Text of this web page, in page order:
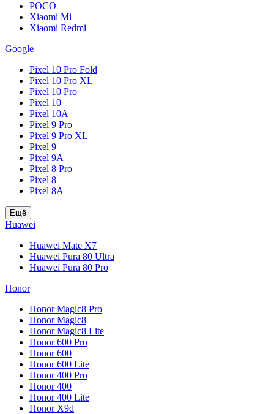
POCO
Xiaomi Mi
Xiaomi Redmi
Google
Pixel 10 Pro Fold
Pixel 10 Pro XL
Pixel 10 Pro
Pixel 10
Pixel 10A
Pixel 9 Pro
Pixel 9 Pro XL
Pixel 9
Pixel 9A
Pixel 8 Pro
Pixel 8
Pixel 8A
Ещё
Huawei
Huawei Mate X7
Huawei Pura 80 Ultra
Huawei Pura 80 Pro
Honor
Honor Magic8 Pro
Honor Magic8
Honor Magic8 Lite
Honor 600 Pro
Honor 600
Honor 600 Lite
Honor 400 Pro
Honor 400
Honor 400 Lite
Honor X9d